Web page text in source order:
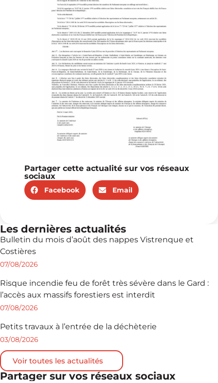
Partager cette actualité sur vos réseaux
sociaux
Facebook Email
Les dernières actualités
Bulletin du mois d’août des nappes Vistrenque et
Costières
07/08/2026
Risque incendie feu de forêt très sévère dans le Gard :
l’accès aux massifs forestiers est interdit
07/08/2026
Petits travaux à l’entrée de la déchèterie
03/08/2026
Voir toutes les actualités
Partager sur vos réseaux sociaux